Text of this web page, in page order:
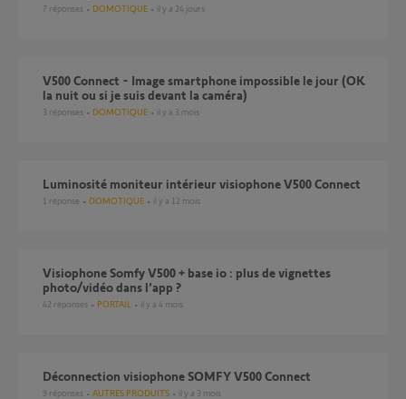
7 réponses DOMOTIQUE il y a 24 jours
V500 Connect - Image smartphone impossible le jour (OK
la nuit ou si je suis devant la caméra)
3 réponses DOMOTIQUE il y a 3 mois
Luminosité moniteur intérieur visiophone V500 Connect
1 réponse DOMOTIQUE il y a 12 mois
Visiophone Somfy V500 + base io : plus de vignettes
photo/vidéo dans l’app ?
42 réponses PORTAIL il y a 4 mois
Déconnection visiophone SOMFY V500 Connect
9 réponses AUTRES PRODUITS il y a 3 mois